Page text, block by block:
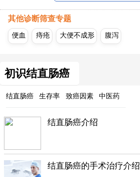
其他诊断筛查专题
便血 痔疮 大便不成形 腹泻
初识结直肠癌
结直肠癌 生存率 致癌因素 中医药
结直肠癌介绍
结直肠癌的手术治疗介绍